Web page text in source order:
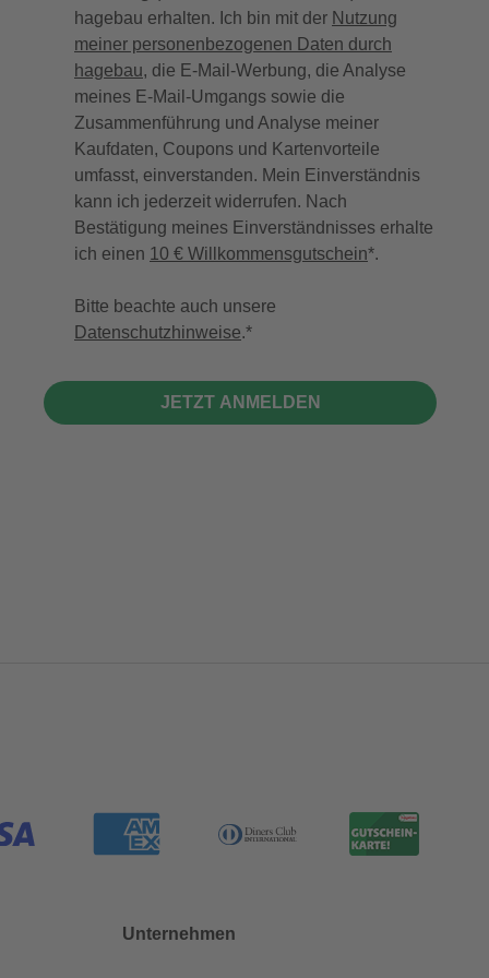
hagebau erhalten. Ich bin mit der Nutzung
meiner personenbezogenen Daten durch
hagebau, die E-Mail-Werbung, die Analyse
meines E-Mail-Umgangs sowie die
Zusammenführung und Analyse meiner
Kaufdaten, Coupons und Kartenvorteile
umfasst, einverstanden. Mein Einverständnis
kann ich jederzeit widerrufen. Nach
Bestätigung meines Einverständnisses erhalte
ich einen 10 € Willkommensgutschein*.
Bitte beachte auch unsere
Datenschutzhinweise.
JETZT ANMELDEN
Unternehmen